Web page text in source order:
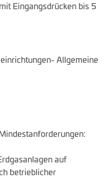
Eingangsdrücken bis 5
Allgemeine
auf
betrieblicher